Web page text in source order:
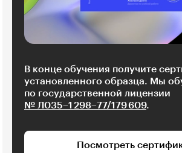
В конце обучения получите
установленного образца. Мы
по государственной лицензии
№ Л035−1 298−77/179 609.
Посмотреть